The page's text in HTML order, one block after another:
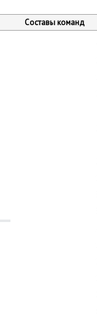
Составы команд